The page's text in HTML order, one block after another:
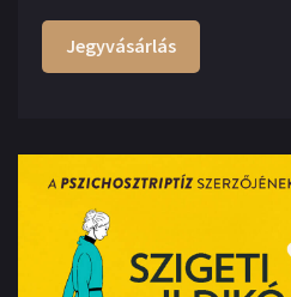
Jegyvásárlás